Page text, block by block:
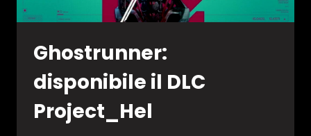
Ghostrunner:
disponibile il DLC
Project_Hel